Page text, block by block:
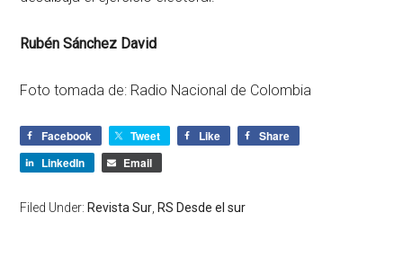
Rubén Sánchez David
Foto tomada de: Radio Nacional de Colombia
Facebook Tweet Like
Share
LinkedIn
Email
Filed Under: Revista Sur RS Desde el sur